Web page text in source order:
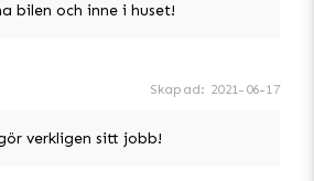
bilen och inne i huset!
Skapad: 2021-06-17
verkligen sitt jobb!